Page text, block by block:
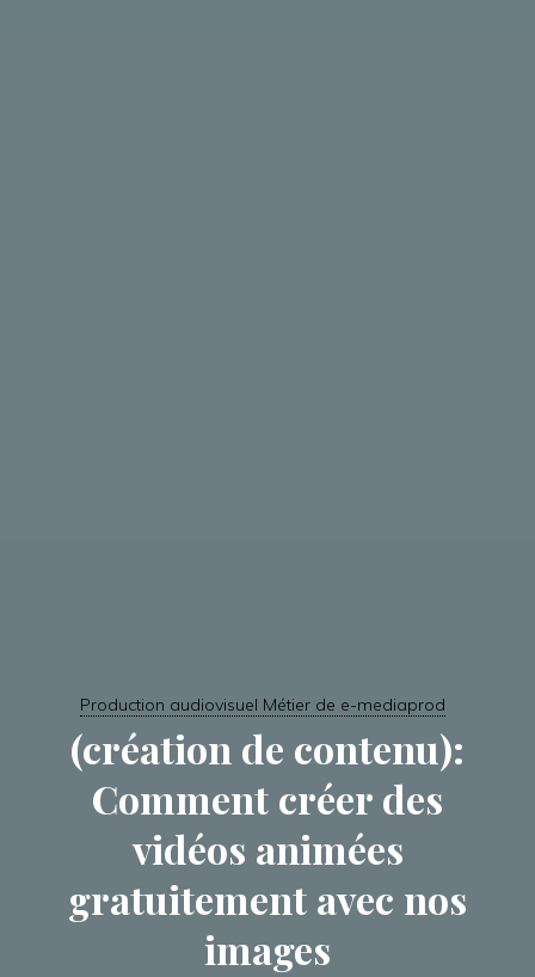
Production audiovisuel Métier de e-mediaprod
(création de contenu):
Comment créer des
vidéos animées
gratuitement avec nos
images